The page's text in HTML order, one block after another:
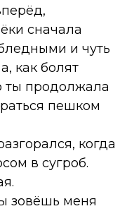
сначала
и чуть
как болят
ты продолжала
пешком
когда
в сугроб.
зовёшь меня